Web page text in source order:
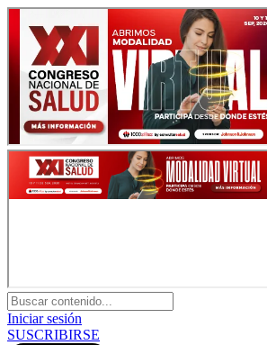
Iniciar sesión
SUSCRIBIRSE